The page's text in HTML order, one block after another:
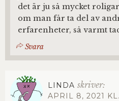
det är ju så mycket
om man får ta del av
erfarenheter, så varmt
Svara
LINDA skriver:
APRIL 8, 2021